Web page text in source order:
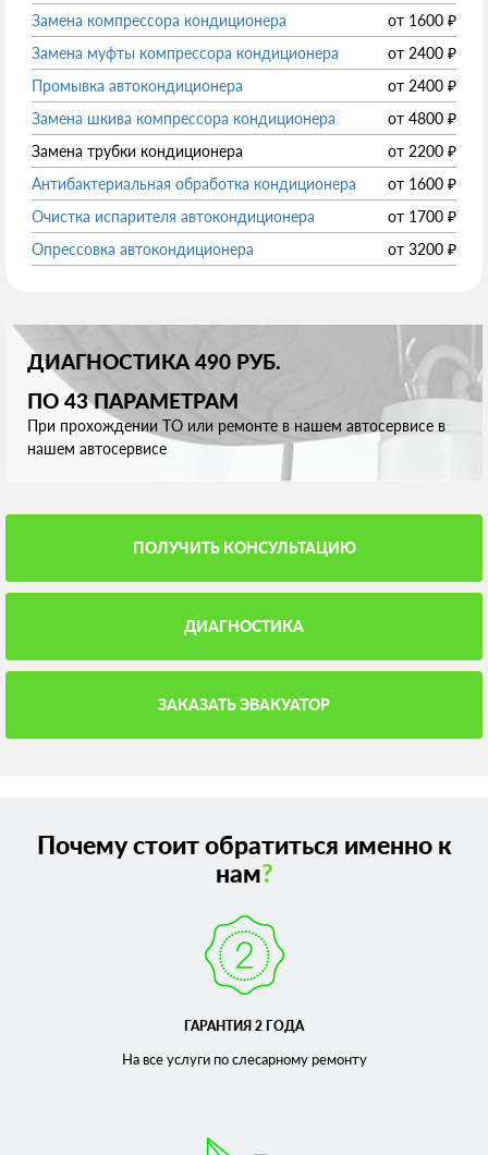
Замена компрессора кондиционера
от 1600 ₽
Замена муфты компрессора кондиционера
от 2400 ₽
Промывка автокондиционера
от 2400 ₽
Замена шкива компрессора кондиционера
от 4800 ₽
Замена трубки кондиционера
от 2200 ₽
Антибактериальная обработка кондиционера
от 1600 ₽
Очистка испарителя автокондиционера
от 1700 ₽
Опрессовка автокондиционера
от 3200 ₽
ДИАГНОСТИКА 490 РУБ.
ПО 43 ПАРАМЕТРАМ
При прохождении ТО или ремонте в нашем автосервисе в
нашем автосервисе
ПОЛУЧИТЬ КОНСУЛЬТАЦИЮ
ДИАГНОСТИКА
ЗАКАЗАТЬ ЭВАКУАТОР
Почему стоит обратиться именно к
нам?
ГАРАНТИЯ 2 ГОДА
На все услуги по слесарномуремонту